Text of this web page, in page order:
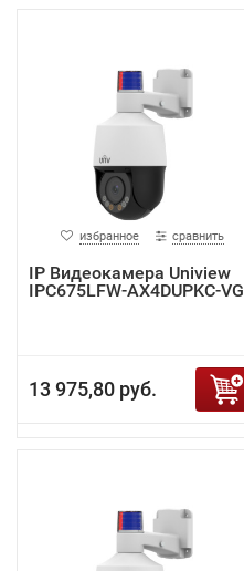
избранное сравнить
IP Видеокамера Uniview
IPC675LFW-AX4DUPKC-VG
13 975,80 руб.